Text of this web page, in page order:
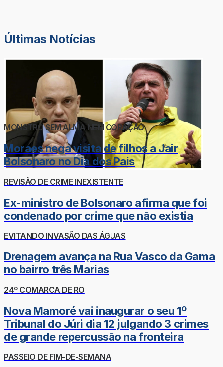
Últimas Notícias
MONSTRO SEM ALMA NEM CORAÇÃO
Moraes nega visita de filhos a Jair
Bolsonaro no Dia dos Pais
REVISÃO DE CRIME INEXISTENTE
Ex-ministro de Bolsonaro afirma que foi
condenado por crime que não existia
EVITANDO INVASÃO DAS ÁGUAS
Drenagem avança na Rua Vasco da Gama
no bairro três Marias
24º COMARCA DE RO
Nova Mamoré vai inaugurar o seu 1º
Tribunal do Júri dia 12 julgando 3 crimes
de grande repercussão na fronteira
PASSEIO DE FIM-DE-SEMANA